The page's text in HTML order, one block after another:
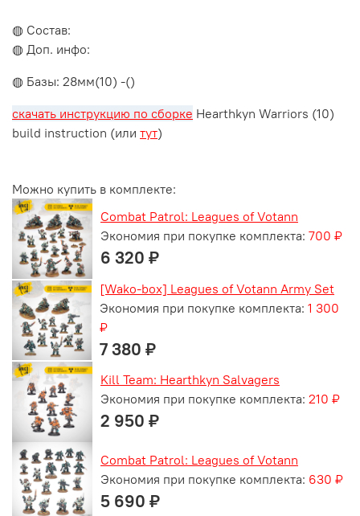
◍ Состав:
◍ Доп. инфо:
◍ Базы: 28мм(10) -()
скачать инструкцию по сборке Hearthkyn Warriors (10)
build instruction (или тут)
Можно купить в комплекте:
Combat Patrol: Leagues of Votann
Экономия при покупке комплекта: 700 ₽
6 320 ₽
[Wako-box] Leagues of Votann Army Set
Экономия при покупке комплекта: 1 300
₽
7 380 ₽
Kill Team: Hearthkyn Salvagers
Экономия при покупке комплекта: 210 ₽
2 950 ₽
Combat Patrol: Leagues of Votann
Экономия при покупке комплекта: 630 ₽
5 690 ₽